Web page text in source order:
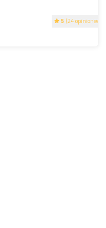
5 (24 opiniones)